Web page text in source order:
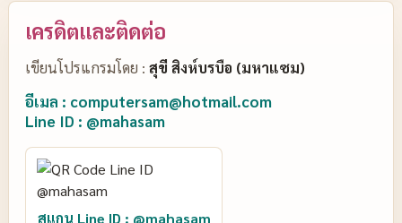
เครดิตและติดต่อ
เขียนโปรแกรมโดย : สุขี สิงห์บรบือ (มหาแซม)
อีเมล : computersam@hotmail.com
Line ID : @mahasam
สแกน Line ID : @mahasam